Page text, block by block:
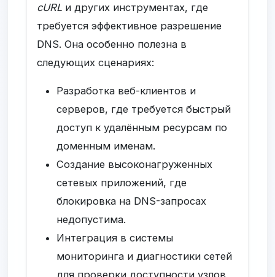
cURL и других инструментах, где
требуется эффективное разрешение
DNS. Она особенно полезна в
следующих сценариях:
Разработка веб-клиентов и
серверов, где требуется быстрый
доступ к удалённым ресурсам по
доменным именам.
Создание высоконагруженных
сетевых приложений, где
блокировка на DNS-запросах
недопустима.
Интеграция в системы
мониторинга и диагностики сетей
для проверки доступности узлов.